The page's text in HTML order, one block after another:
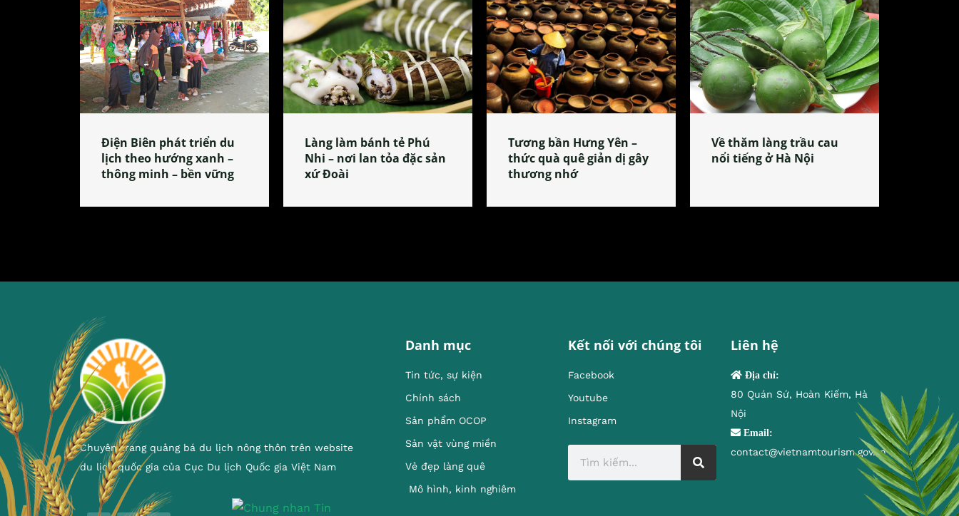
Điện Biên phát triển du
lịch theo hướng xanh –
thông minh – bền vững
Làng làm bánh tẻ Phú
Nhi – nơi lan tỏa đặc sản
xứ Đoài
Tương bần Hưng Yên –
thức quà quê giản dị gây
thương nhớ
Về thăm làng trầu cau
nổi tiếng ở Hà Nội
Chuyên trang quảng bá du lịch nông thôn trên website
du lịch quốc gia của Cục Du lịch Quốc gia Việt Nam
Danh mục
Tin tức, sự kiện
Chính sách
Sản phẩm OCOP
Sản vật vùng miền
Vẻ đẹp làng quê
Mô hình, kinh nghiêm
Kết nối với chúng tôi
Facebook
Youtube
Instagram
Liên hệ
Địa chỉ:
80 Quán Sứ, Hoàn Kiếm, Hà
Nội
Email:
contact@vietnamtourism.gov.vn